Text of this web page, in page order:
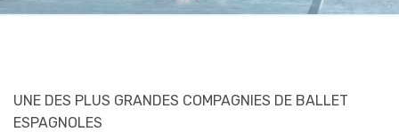
UNE DES PLUS GRANDES COMPAGNIES DE BALLET
ESPAGNOLES